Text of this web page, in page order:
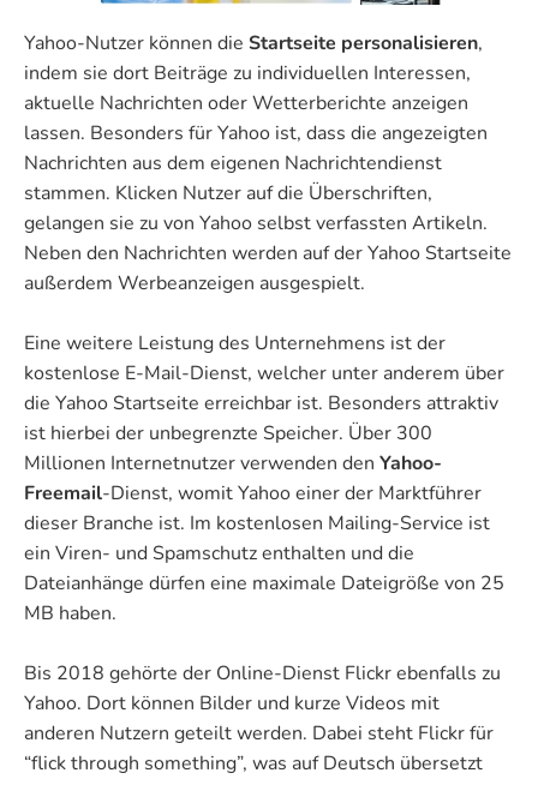
Yahoo-Nutzer können die Startseite personalisieren,
indem sie dort Beiträge zu individuellen Interessen,
aktuelle Nachrichten oder Wetterberichte anzeigen
lassen. Besonders für Yahoo ist, dass die angezeigten
Nachrichten aus dem eigenen Nachrichtendienst
stammen. Klicken Nutzer auf die Überschriften,
gelangen sie zu von Yahoo selbst verfassten Artikeln.
Neben den Nachrichten werden auf der Yahoo Startseite
außerdem Werbeanzeigen ausgespielt.
Eine weitere Leistung des Unternehmens ist der
kostenlose E-Mail-Dienst, welcher unter anderem über
die Yahoo Startseite erreichbar ist. Besonders attraktiv
ist hierbei der unbegrenzte Speicher. Über 300
Millionen Internetnutzer verwenden den Yahoo-
Freemail-Dienst, womit Yahoo einer der Marktführer
dieser Branche ist. Im kostenlosen Mailing-Service ist
ein Viren- und Spamschutz enthalten und die
Dateianhänge dürfen eine maximale Dateigröße von 25
MB haben.
Bis 2018 gehörte der Online-Dienst Flickr ebenfalls zu
Yahoo. Dort können Bilder und kurze Videos mit
anderen Nutzern geteilt werden. Dabei steht Flickr für
“flick through something”, was auf Deutsch übersetzt